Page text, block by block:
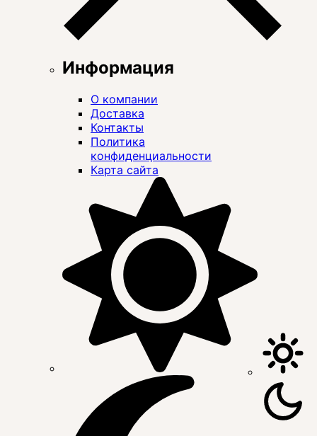
Информация
О компании
Доставка
Контакты
Политика
конфиденциальности
Карта сайта